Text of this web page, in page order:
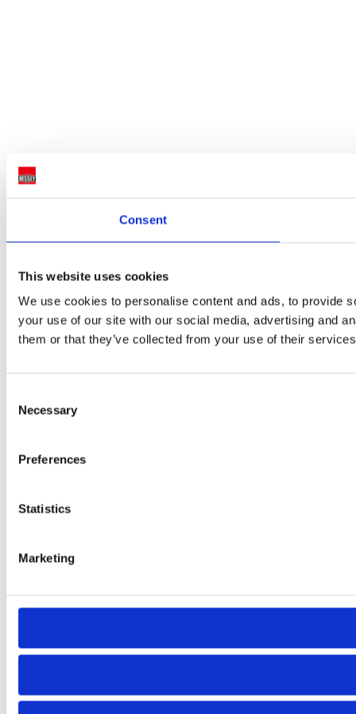
Consent
This website uses cookies
We use cookies to personalise content and ads, to provide
your use of our site with our social media, advertising and
them or that they’ve collected from your use of their
Selection
Necessary
Preferences
Statistics
Marketing